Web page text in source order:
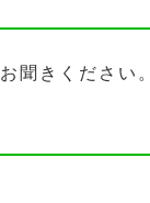
聞きください。